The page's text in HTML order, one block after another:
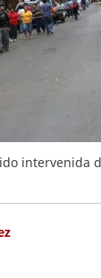
intervenida